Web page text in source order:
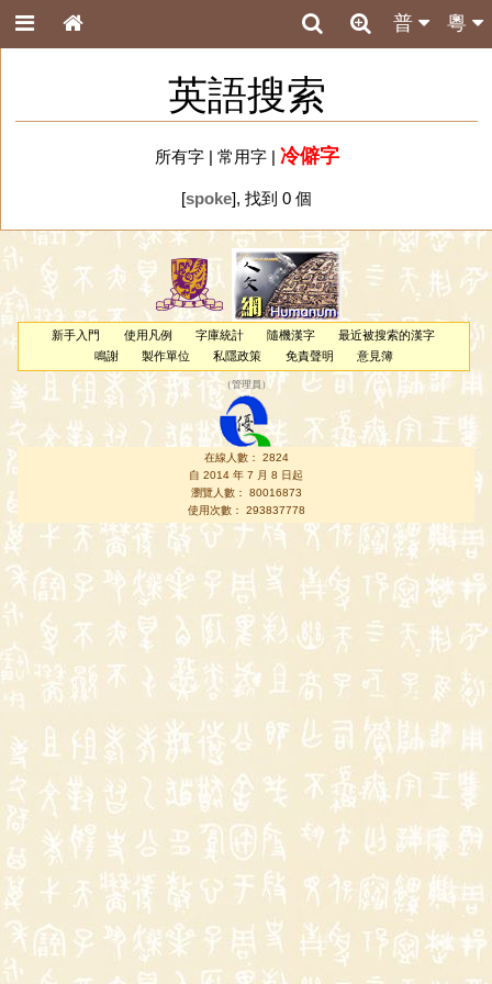
粵
普
英語搜索
所有字| 常用字| 冷僻字
[spoke], 找到 0 個
新手入門 使用凡例 字庫統計 隨機漢字
最近被搜索的漢字
鳴謝
製作單位 私隱政策 免責聲明 意見簿
（管理員 ）
在線人數： 2824
自 2014 年 7 月 8 日起
瀏覽人數： 80016873
使用次數： 293837778